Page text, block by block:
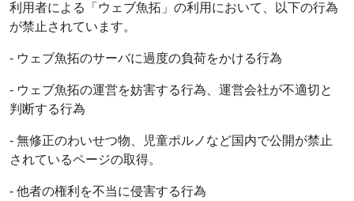
利用者による「ウェブ魚拓」の利用において、以下の行為
が禁止されています。
- ウェブ魚拓のサーバに過度の負荷をかける行為
- ウェブ魚拓の運営を妨害する行為、運営会社が不適切と
判断する行為
- 無修正のわいせつ物、児童ポルノなど国内で公開が禁止
されているページの取得。
- 他者の権利を不当に侵害する行為